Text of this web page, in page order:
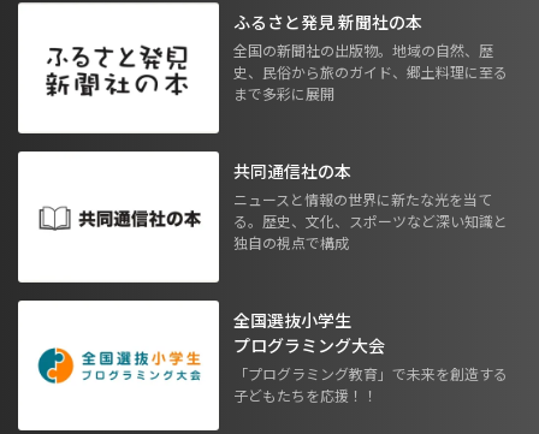
ふるさと発見 新聞社の本
全国の新聞社の出版物。地域の自然、歴
史、民俗から旅のガイド、郷土料理に至る
まで多彩に展開
共同通信社の本
ニュースと情報の世界に新たな光を当て
る。歴史、文化、スポーツなど深い知識と
独自の視点で構成
全国選抜小学生
プログラミング大会
「プログラミング教育」で未来を創造する
子どもたちを応援！！